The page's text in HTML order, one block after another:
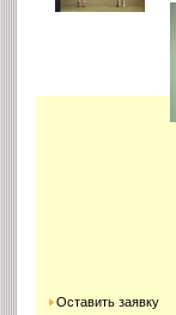
Оставить заявку